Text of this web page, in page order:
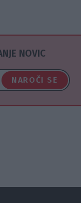
NOVIC
NAROČI SE